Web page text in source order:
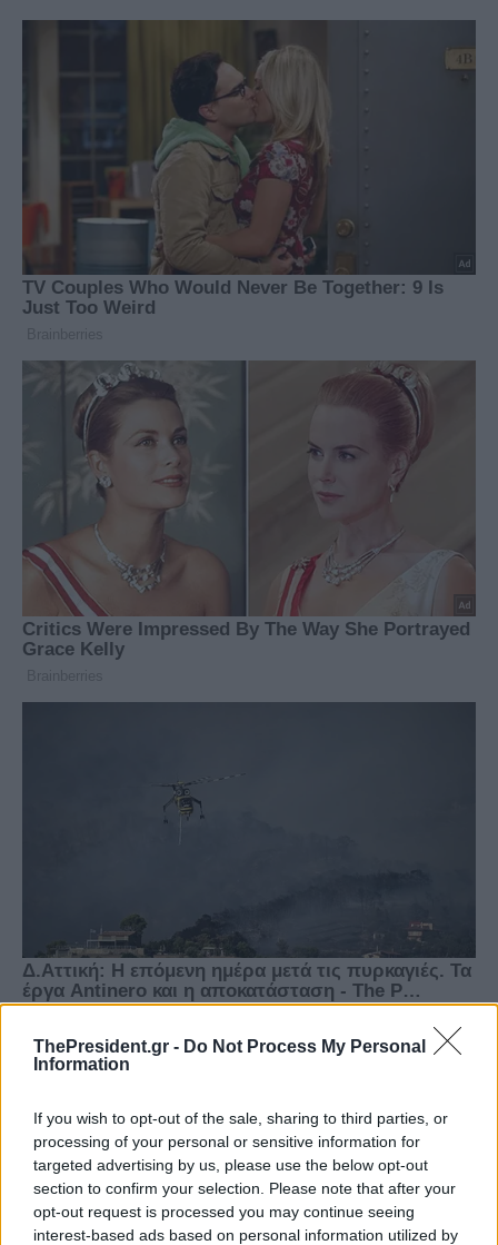
ThePresident.gr - Do Not Process My Personal
Information
If you wish to opt-out of the sale, sharing to third parties, or
processing of your personal or sensitive information for
targeted advertising by us, please use the below opt-out
section to confirm your selection. Please note that after your
opt-out request is processed you may continue seeing
interest-based ads based on personal information utilized by